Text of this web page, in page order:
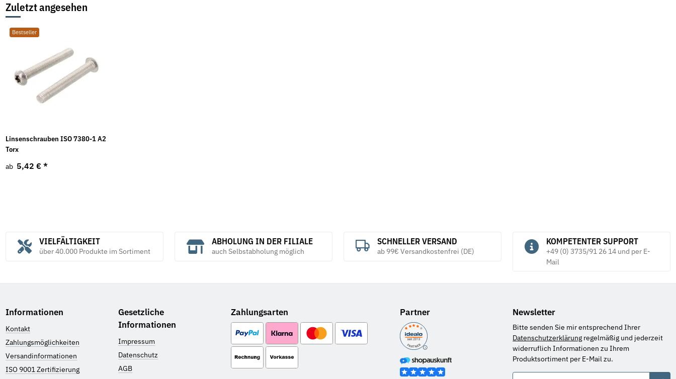
Zuletzt angesehen
Bestseller
Linsenschrauben ISO 7380-1 A2
Torx
ab 5,42 € *
VIELFÄLTIGKEIT
über 40.000 Produkte im Sortiment
ABHOLUNG IN DER FILIALE
auch Selbstabholung möglich
SCHNELLER VERSAND
ab 99€ Versandkostenfrei (DE)
KOMPETENTER SUPPORT
+49 (0) 3735/91 26 14 und per E-
Mail
Informationen
Kontakt
Zahlungsmöglichkeiten
Versandinformationen
ISO 9001 Zertifizierung
Gesetzliche
Informationen
Impressum
Datenschutz
AGB
Zahlungsarten Partner Newsletter
Bitte senden Sie mir entsprechend Ihrer
Datenschutzerklärung regelmäßig und jederzeit
widerruflich Informationen zu Ihrem
Produktsortiment per E-Mail zu.